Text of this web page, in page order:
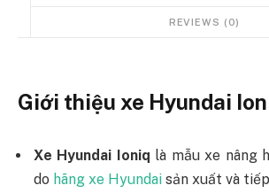
REVIEWS (0)
Giới thiệu xe Hyundai
Xe Hyundai Ioniq là mẫu xe nâng
do hãng xe Hyundai sản xuất và